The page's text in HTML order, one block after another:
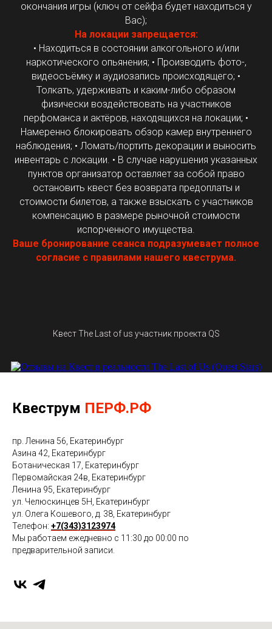
окончания игры (ключ от сейфа будет находиться у
Вас);
На локации запрещается:
• Находиться в состоянии алкогольного и/или
наркотического опьянения; • Производить фото-,
видеосъёмку и аудиозапись происходящего; •
Толкать, удерживать и каким-либо образом
физически воздействовать на участников
перфоманса и актёров, находящихся на локации; •
Намеренно блокировать обзор камер внутреннего
наблюдения; • Ломать/портить декорации и выносить
инвентарь с локации. • В случае нарушения указанных
пунктов организатор оставляет за собой право
остановить квест без возврата предоплаты и
стоимости билетов, а также взыскать с участников
компенсацию в размере рыночной стоимости
испорченного имущества.
Ваше бронирование сеанса подразумевает полное
согласие с правилами нашего квеструма.
Квест The Last of us участник проекта QS
Квеструм ПЕРФ.РФ
пр. Ленина 56, Екатеринбург
Азина 42, Екатеринбург
Ботаническая 17, Екатеринбург
Первомайская 24в, Екатеринбург
Ленина 95, Екатеринбург
ул. Челюскинцев 5Н, Екатеринбург
ул. Олега Кошевого, д. 38, Екатеринбург
Телефон: +7(343)3123974
Мы работаем ежедневно с 11:30 до 00:00 по
предварительной записи.